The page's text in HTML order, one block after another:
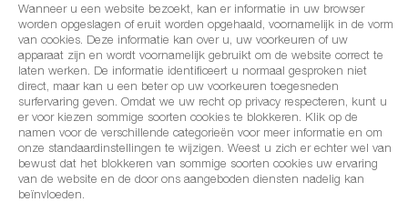
Wanneer u een website bezoekt, kan er informatie in uw browser
worden opgeslagen of eruit worden opgehaald, voornamelijk in de vorm
van cookies. Deze informatie kan over u, uw voorkeuren of uw
apparaat zijn en wordt voornamelijk gebruikt om de website correct te
laten werken. De informatie identificeert u normaal gesproken niet
direct, maar kan u een beter op uw voorkeuren toegesneden
surfervaring geven. Omdat we uw recht op privacy respecteren, kunt u
er voor kiezen sommige soorten cookies te blokkeren. Klik op de
namen voor de verschillende categorieën voor meer informatie en om
onze standaardinstellingen te wijzigen. Weest u zich er echter wel van
bewust dat het blokkeren van sommige soorten cookies uw ervaring
van de website en de door ons aangeboden diensten nadelig kan
beïnvloeden.